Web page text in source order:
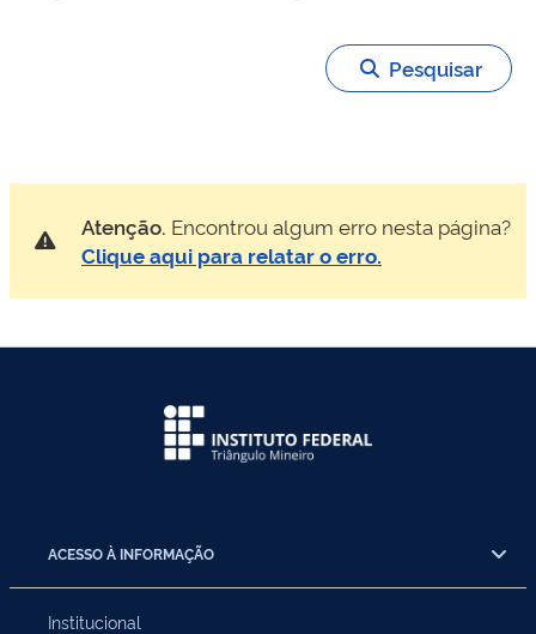
Pesquisar
Atenção. Encontrou algum erro nesta página?
Clique aqui para relatar o erro.
ACESSO À INFORMAÇÃO
Institucional